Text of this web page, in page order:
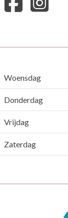
Woensdag
Donderdag
Vrijdag
Zaterdag